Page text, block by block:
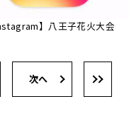
】八王子花火大会
次へ